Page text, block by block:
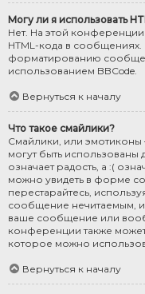
Могу ли я использовать
Нет. На этой
HTML-кода в
форматированию
использованием BBCode.
Вернуться к началу
Что такое смайлики?
Смайлики, или эмотиконы
могут быть использованы
означает радость, а :(
можно увидеть в форме
перестарайтесь,
сообщение нечитаемым,
ваше сообщение или
конференции также
которое можно
Вернуться к началу